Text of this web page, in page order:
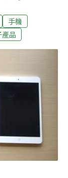
信獨賣，將提
件供應及軟
公平、維修
友善環境及人
Fairphone
皇鋒通訊、遠
手機
產品